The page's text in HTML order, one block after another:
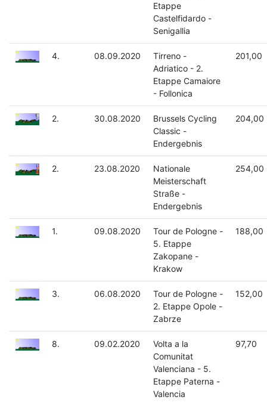
Etappe
Castelfidardo -
Senigallia
4. 08.09.2020
Tirreno -
Adriatico - 2.
Etappe Camaiore
- Follonica
201,00
2. 30.08.2020
Brussels Cycling
Classic -
Endergebnis
204,00
2. 23.08.2020
Nationale
Meisterschaft
Straße -
Endergebnis
254,00
1. 09.08.2020
Tour de Pologne -
5. Etappe
Zakopane -
Krakow
188,00
3. 06.08.2020
Tour de Pologne -
2. Etappe Opole -
Zabrze
152,00
8. 09.02.2020
Volta a la
Comunitat
Valenciana - 5.
Etappe Paterna -
Valencia
97,70